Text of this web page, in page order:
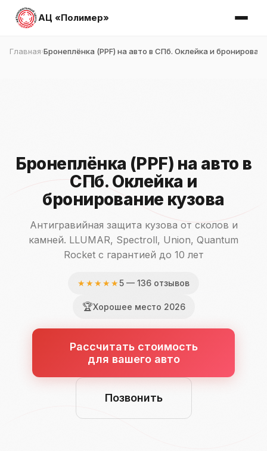
АЦ «Полимер»
Главная›Бронеплёнка (PPF) на авто в СПб. Оклейка и
Бронеплёнка (PPF) на авто в
СПб. Оклейка и
бронирование кузова
Антигравийная защита кузова от сколов и
камней. LLUMAR, Spectroll, Union, Quantum
Rocket с гарантией до 10 лет
★★★★★5 — 136 отзывов
🏆Хорошее место 2026
Рассчитать стоимость
для вашего авто
Позвонить